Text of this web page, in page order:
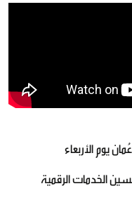
يوم الأربعاء
الخدمات الرقمية